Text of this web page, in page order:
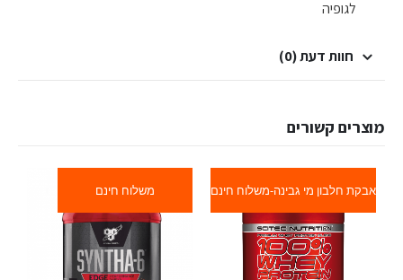
לגופיה
חוות דעת (0)
מוצרים קשורים
אבקת חלבון מי גבינה-משלוח חינם משלוח חינם